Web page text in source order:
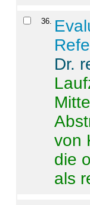
36.
Dr.
von
die
als